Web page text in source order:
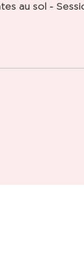
au sol -